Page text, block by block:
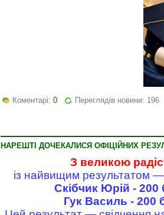
Коментарі: 0 Переглядів новини: 196
НАРЕШТІ ДОЧЕКАЛИСЯ ОФІЦІЙНИХ
З великою
із найвищим результатом
Скібчик Юрій - 200
Гук Василь - 200